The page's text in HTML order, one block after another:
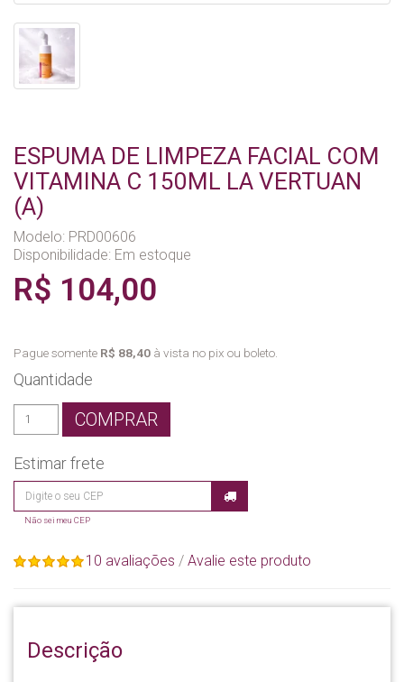
ESPUMA DE LIMPEZA FACIAL COM
VITAMINA C 150ML LA VERTUAN
(A)
Modelo: PRD00606
Disponibilidade: Em estoque
R$ 104,00
Pague somente R$ 88,40 à vista no pix ou boleto.
Quantidade
COMPRAR
Estimar frete
Não sei meu CEP
10 avaliações / Avalie este produto
Descrição